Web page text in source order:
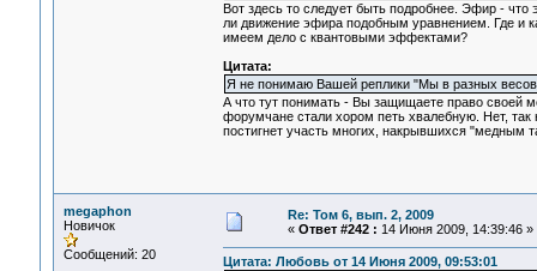
Вот здесь то следует быть подробнее. Эфир -
ли движение эфира подобным уравнением. Где и
имеем дело с квантовыми эффектами?
Цитата:
Я не понимаю Вашей реплики "Мы в разных
А что тут понимать - Вы защищаете право своей
форумчане стали хором петь хвалебную. Нет,
постигнет участь многих, накрывшихся "медным
megaphon
Новичок
Сообщений: 20
Re: Том 6, вып. 2, 2009
« Ответ #242 : 14 Июня 2009, 14:39:46 »
Цитата: Любовь от 14 Июня 2009, 09:53:01